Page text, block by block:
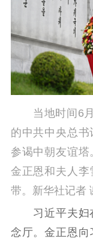
科研创新
服务管理平台
文化产业
统计分析
电影
服务
责任
当地时间6月
的中共中央总
参谒中朝友谊
金正恩和夫人
带。新华社记者
习近平夫妇在
念厅。金正恩向